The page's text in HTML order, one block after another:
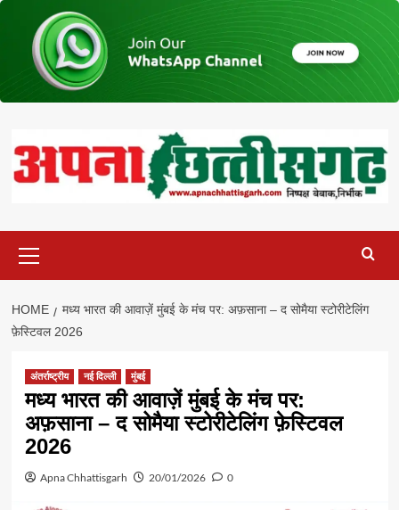
content
Menu
HOME
मध्य भारत की आवाज़ें मुंबई के मंच पर: अफ़साना – द सोमैया स्टोरीटेलिंग
फ़ेस्टिवल 2026
अंतर्राष्ट्रीय नई दिल्ली मुंबई
मध्य भारत की आवाज़ें मुंबई के मंच पर:
अफ़साना – द सोमैया स्टोरीटेलिंग फ़ेस्टिवल
2026
Apna Chhattisgarh 20/01/2026 0